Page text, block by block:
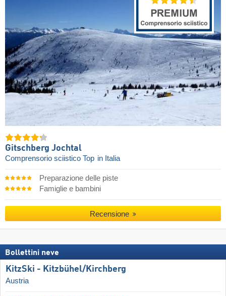
Gitschberg Jochtal
Comprensorio sciistico Top in Italia
Preparazione delle piste
Famiglie e bambini
Recensione
Bollettini neve
KitzSki - Kitzbühel/​Kirchberg
Austria